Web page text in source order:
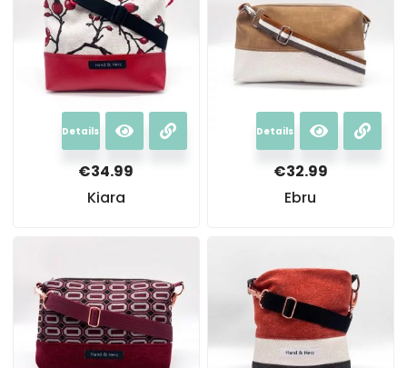
Details
€34.99
Kiara
Details
€32.99
Ebru